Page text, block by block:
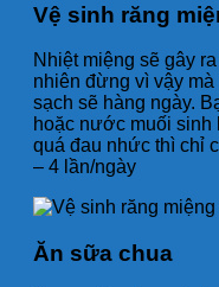
Vệ sinh răng
Nhiệt miệng sẽ gây
nhiên đừng vì vậy
sạch sẽ hàng ngày.
hoặc nước muối sinh
quá đau nhức thì chỉ
– 4 lần/ngày
Ăn sữa chua